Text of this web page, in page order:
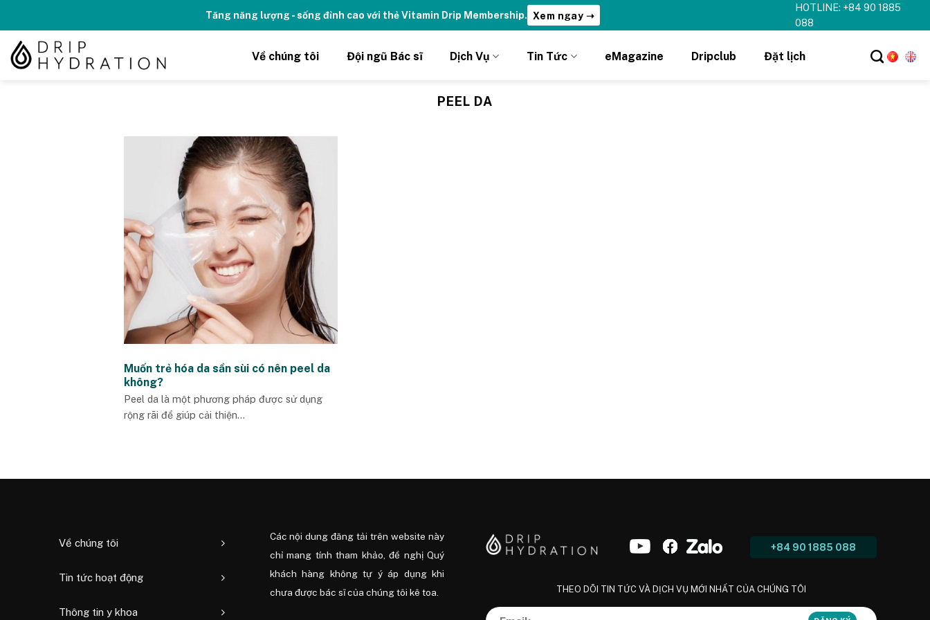
content
Tăng năng lượng - sống đỉnh cao với thẻ Vitamin Drip Membership. Xem ngay ➝
HOTLINE: +84 90 1885
088
Về chúng tôi Đội ngũ Bác sĩ Dịch Vụ Tin Tức eMagazine Dripclub Đặt lịch
PEEL DA
Muốn trẻ hóa da sần sùi có nên peel da
không?
Peel da là một phương pháp được sử dụng
rộng rãi để giúp cải thiện...
Về chúng tôi
Tin tức hoạt động
Thông tin y khoa
Các nội dung đăng tải trên website này
chỉ mang tính tham khảo, đề nghị Quý
khách hàng không tự ý áp dụng khi
chưa được bác sĩ của chúng tôi kê toa.
+84 90 1885 088
THEO DÕI TIN TỨC VÀ DỊCH VỤ MỚI NHẤT CỦA CHÚNG TÔI